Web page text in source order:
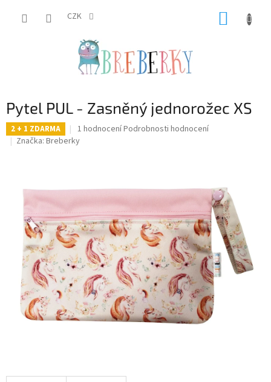
CZK
Pytel PUL - Zasněný jednorožec XS
2 + 1 ZDARMA
Průměrné
hodnocení
hvězdiček.
1 hodnoceníPodrobnosti hodnocení
Značka: Breberky